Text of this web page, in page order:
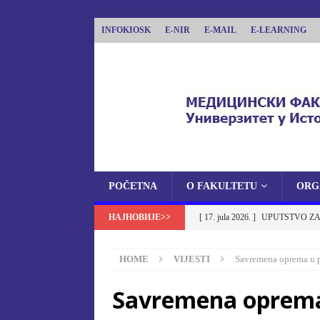
INFOKIOSK E-NIR E-MAIL E-LEARNING
MEDICINSKI
MEDICINSKI FAKULTET UNIVERZITETA U
POČETNA O FAKULTETU
[ 17. jula 2026. ] UPUTSTVO
HOME VIJESTI Savremena oprema
Savremena